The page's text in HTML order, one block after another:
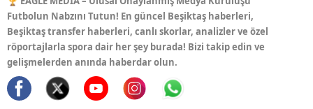
Futbolun Nabzını Tutun! En güncel Beşiktaş haberleri,
Beşiktaş transfer haberleri, canlı skorlar, analizler ve özel
röportajlarla spora dair her şey burada! Bizi takip edin ve
gelişmelerden anında haberdar olun.